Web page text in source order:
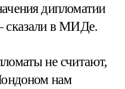
дипломатии
в МИДе.
не считают,
нам